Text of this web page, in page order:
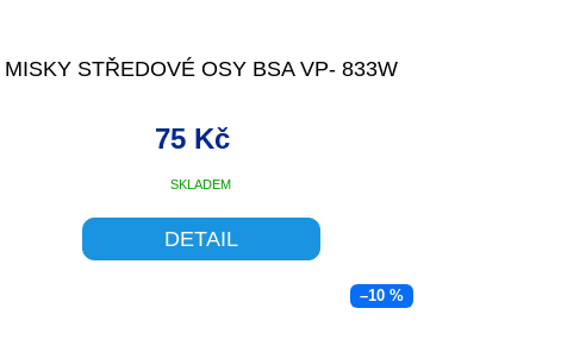
MISKY STŘEDOVÉ OSY BSA VP- 833W
SKLADEM
75 Kč
DETAIL
–10 %